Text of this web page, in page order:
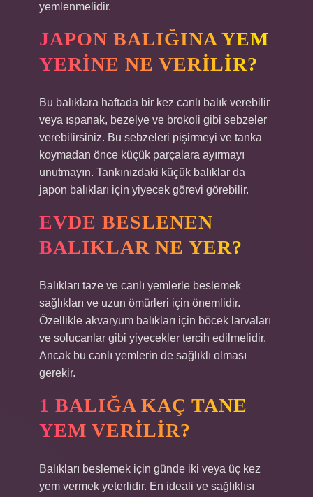
yemlenmelidir.
JAPON BALIĞINA YEM
YERINE NE VERILIR?
Bu balıklara haftada bir kez canlı balık verebilir
veya ıspanak, bezelye ve brokoli gibi sebzeler
verebilirsiniz. Bu sebzeleri pişirmeyi ve tanka
koymadan önce küçük parçalara ayırmayı
unutmayın. Tankınızdaki küçük balıklar da
japon balıkları için yiyecek görevi görebilir.
EVDE BESLENEN
BALIKLAR NE YER?
Balıkları taze ve canlı yemlerle beslemek
sağlıkları ve uzun ömürleri için önemlidir.
Özellikle akvaryum balıkları için böcek larvaları
ve solucanlar gibi yiyecekler tercih edilmelidir.
Ancak bu canlı yemlerin de sağlıklı olması
gerekir.
1 BALIĞA KAÇ TANE
YEM VERILIR?
Balıkları beslemek için günde iki veya üç kez
yem vermek yeterlidir. En ideali ve sağlıklısı